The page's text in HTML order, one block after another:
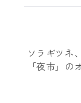
ソラギツネ
「夜市」